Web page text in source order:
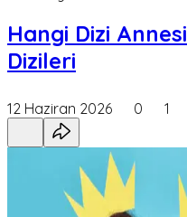
Hangi Dizi
Dizileri
12 Haziran 2026 0 1